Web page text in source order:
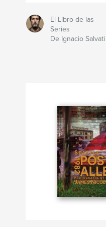
El Libro de las
Series
De Ignacio Salvati